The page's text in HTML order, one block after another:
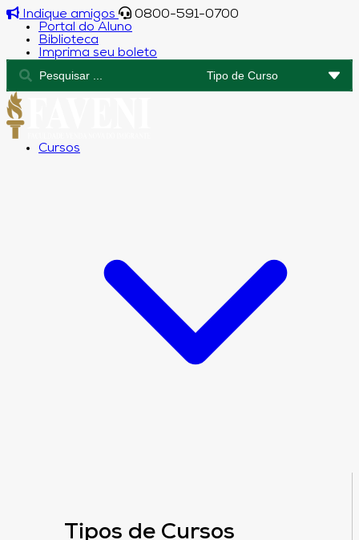
Indique amigos
0800-591-0700
Portal do Aluno
Biblioteca
Imprima seu boleto
Cursos
Tipos de Cursos